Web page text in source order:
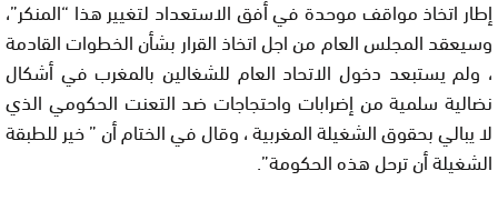
إطار اتخاذ مواقف موحدة في أفق الاستعداد لتغيير هذا “المنكر”،
وسيعقد المجلس العام من اجل اتخاذ القرار بشأن الخطوات القادمة
، ولم يستبعد دخول الاتحاد العام للشغالين بالمغرب في أشكال
نضالية سلمية من إضرابات واحتجاجات ضد التعنت الحكومي الذي
لا يبالي بحقوق الشغيلة المغربية ، وقال في الختام أن ” خير للطبقة
الشغيلة أن ترحل هذه الحكومة”.